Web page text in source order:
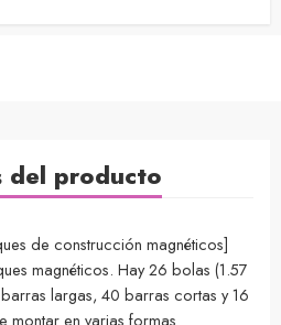
del producto
de construcción magnéticos]
magnéticos. Hay 26 bolas (1.57
largas, 40 barras cortas y 16
en varias formas